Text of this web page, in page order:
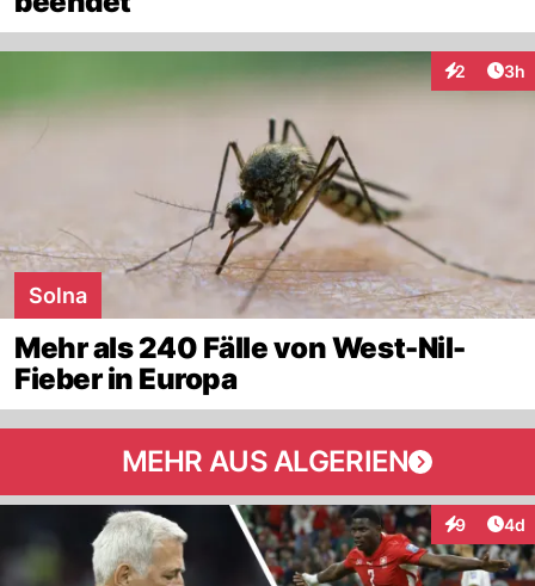
2 3h
Solna
Mehr als 240 Fälle von West-Nil-
Fieber in Europa
MEHR AUS ALGERIEN
9 4d